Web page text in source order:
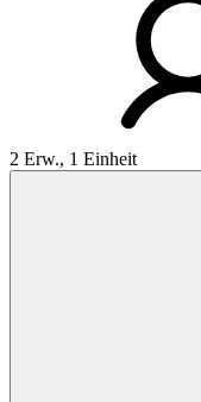
2 Erw., 1 Einheit